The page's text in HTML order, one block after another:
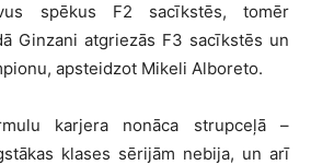
spēkus F2 sacīkstēs, tomēr
Ginzani atgriezās F3 sacīkstēs un
apsteidzot Mikeli Alboreto.
karjera nonāca strupceļā –
klases sērijām nebija, un arī